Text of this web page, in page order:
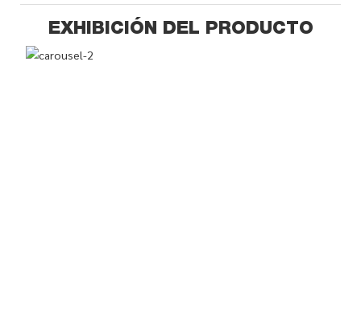
EXHIBICIÓN DEL PRODUCTO